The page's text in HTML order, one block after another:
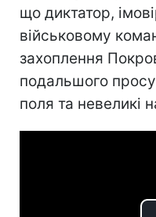
що диктатор,
військовому
захоплення
подальшого
поля та невеликі